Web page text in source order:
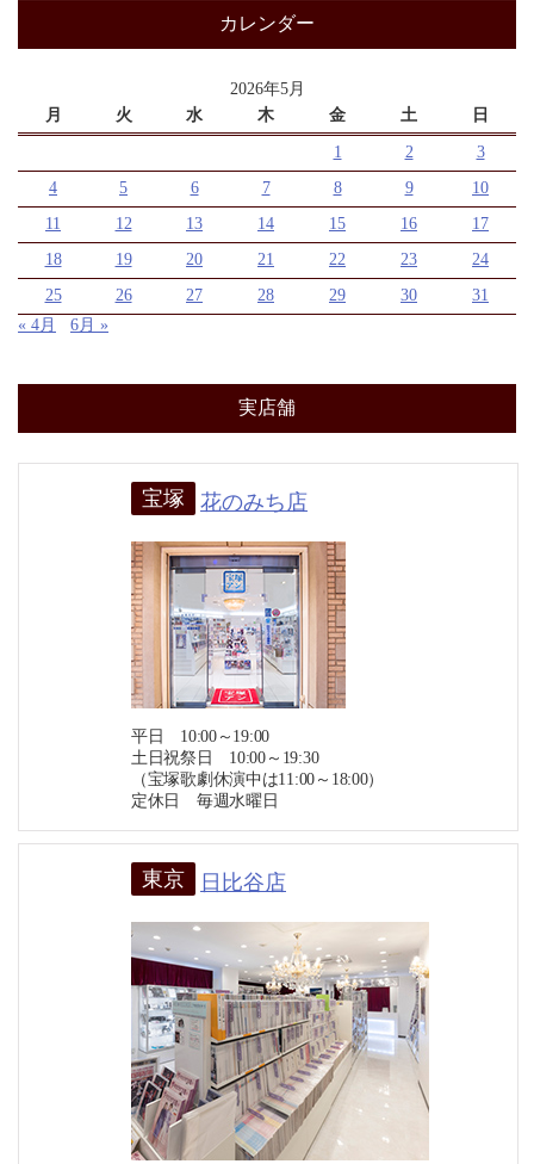
カレンダー
2026年5月
月
火 水 木 金 土 日
1 2
3
4
5 6 7 8 9
10
11
12 13 14 15 16
17
18
19 20 21 22 23
24
25
26 27 28 29 30
31
« 4月
6月 »
実店舗
宝塚 花のみち店
平日 10:00～19:00
土日祝祭日 10:00～19:30
（宝塚歌劇休演中は11:00～18:00）
定休日 毎週水曜日
東京 日比谷店